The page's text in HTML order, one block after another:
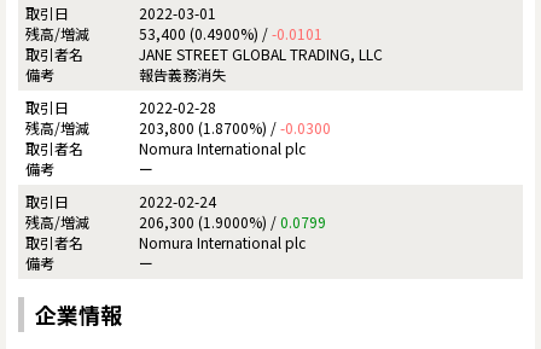
2022-03-01
53,400 (0.4900%) /-0.0101
JANE STREET GLOBAL TRADING, LLC
報告義務消失
2022-02-28
203,800 (1.8700%) /-0.0300
Nomura International plc
ー
2022-02-24
206,300 (1.9000%) /0.0799
Nomura International plc
ー
企業情報